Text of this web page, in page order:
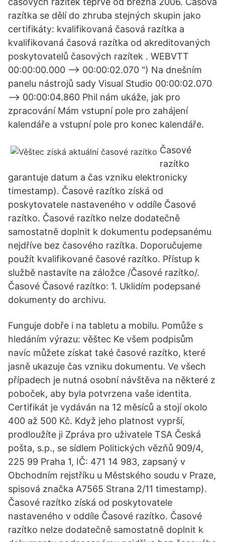
razítka se dělí do zhruba stejných skupin jako
certifikáty: kvalifikovaná časová razítka a
kvalifikovaná časová razítka od akreditovaných
poskytovatelů časových razítek . WEBVTT
00:00:00.000 --> 00:00:02.070 ") Na dnešním
panelu nástrojů sady Visual Studio 00:00:02.070
--> 00:00:04.860 Phil nám ukáže, jak pro
zpracování Mám vstupní pole pro zahájení
kalendáře a vstupní pole pro konec kalendáře.
Časové
razítko
garantuje datum a čas vzniku elektronicky
timestamp). Časové razítko získá od
poskytovatele nastaveného v oddíle Časové
razítko. Časové razítko nelze dodatečně
samostatně doplnit k dokumentu podepsanému
nejdříve bez časového razítka. Doporučujeme
použít kvalifikované časové razítko. Přístup k
službě nastavíte na záložce /Časové razítko/.
Časové Časové razítko: 1. Uklidím podepsané
dokumenty do archivu.
Funguje dobře i na tabletu a mobilu. Pomůže s
hledáním výrazu: věštec Ke všem podpisům
navíc můžete získat také časové razítko, které
jasně ukazuje čas vzniku dokumentu. Ve všech
případech je nutná osobní návštěva na některé z
poboček, aby byla potvrzena vaše identita.
Certifikát je vydáván na 12 měsíců a stojí okolo
400 až 500 Kč. Když jeho platnost vyprší,
prodloužíte ji Zpráva pro uživatele TSA Česká
pošta, s.p., se sídlem Politických vězňů 909/4,
225 99 Praha 1, IČ: 471 14 983, zapsaný v
Obchodním rejstříku u Městského soudu v Praze,
spisová značka A7565 Strana 2/11 timestamp).
Časové razítko získá od poskytovatele
nastaveného v oddíle Časové razítko. Časové
razítko nelze dodatečně samostatně doplnit k